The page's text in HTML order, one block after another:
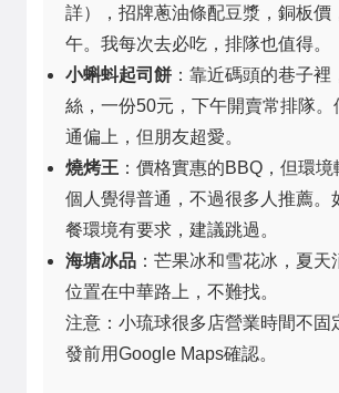
詳），招牌蔥油條配豆漿，銅板價
午。我每次去必吃，排隊也值得。
小蝌蚪起司餅 ：靠近碼頭的巷子裡
絲，一份50元，下午開賣常排隊。
通偏上，但朋友超愛。
燒烤王 ：價格實惠的BBQ，但環
個人覺得普通，不過很多人推薦。
餐環境有要求，建議跳過。
海塘冰品 ：芒果冰和雪花冰，夏天
位置在中華路上，不難找。
注意：小琉球很多店營業時間不固
發前用Google Maps確認。